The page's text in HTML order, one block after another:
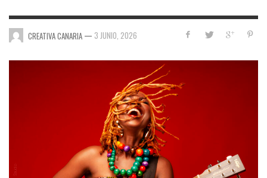
CREATIVA CANARIA — 3 JUNIO, 2026